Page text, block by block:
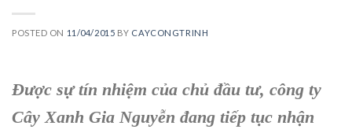
POSTED ON 11/04/2015 BY CAYCONGTRINH
Được sự tín nhiệm của chủ đầu tư, công ty
Cây Xanh Gia Nguyễn đang tiếp tục nhận